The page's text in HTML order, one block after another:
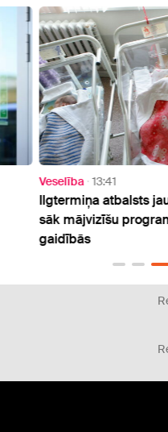
Veselība 13:41
Ilgtermiņa atbalsts
sāk mājvizīšu
gaidībās